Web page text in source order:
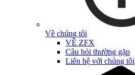
Về chúng tôi
VỀ ZFX
Câu hỏi thường gặp
Liên hệ với chúng tôi